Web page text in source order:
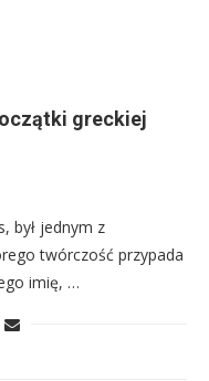
greckiej
był jednym z
twórczość przypada
imię, …